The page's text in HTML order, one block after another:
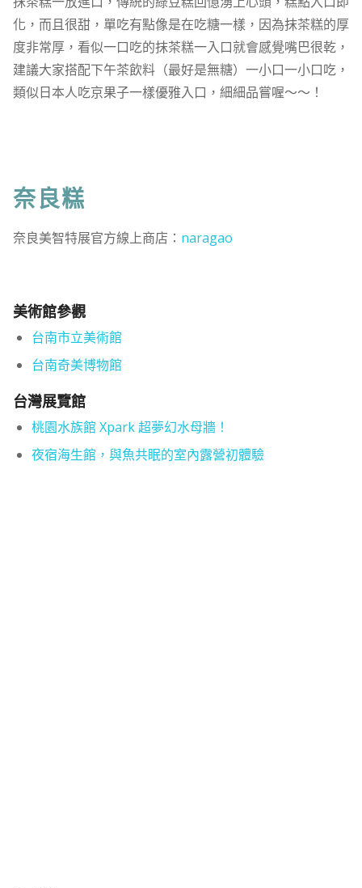
化，而且很甜，單吃有點像是在吃糖一樣，因為抹茶糕的厚
度非常厚，看似一口吃的抹茶糕一入口就會感覺嘴巴很乾，
建議大家搭配下午茶飲料（最好是無糖）一小口一小口吃，
類似日本人吃京果子一樣優雅入口，細細品嘗喔～～！
奈良糕
奈良美智特展官方線上商店： naragao
美術館參觀
台南市立美術館
台南奇美博物館
台灣展覽館
桃園水族館 Xpark 超夢幻水母牆！
夜宿海生館，與魚共眠的室內露營初體驗